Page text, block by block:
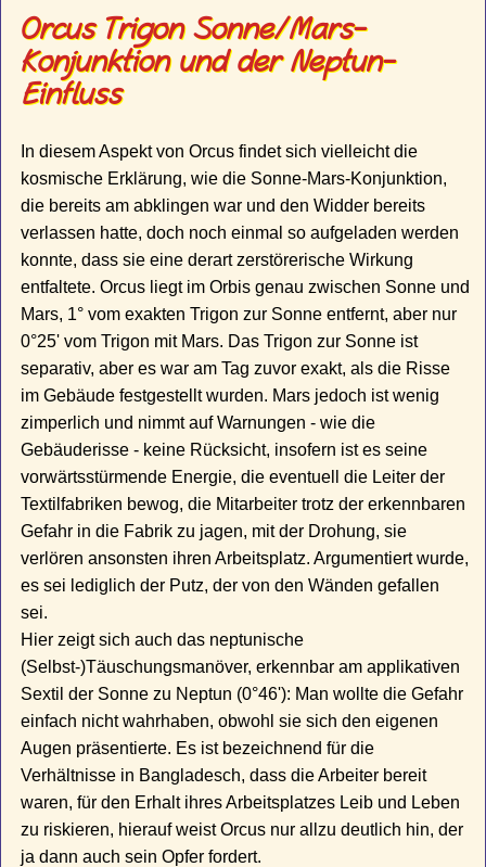
Orcus Trigon Sonne/Mars-
Konjunktion und der Neptun-
Einfluss
In diesem Aspekt von Orcus findet sich vielleicht die
kosmische Erklärung, wie die Sonne-Mars-Konjunktion,
die bereits am abklingen war und den Widder bereits
verlassen hatte, doch noch einmal so aufgeladen werden
konnte, dass sie eine derart zerstörerische Wirkung
entfaltete. Orcus liegt im Orbis genau zwischen Sonne und
Mars, 1° vom exakten Trigon zur Sonne entfernt, aber nur
0°25' vom Trigon mit Mars. Das Trigon zur Sonne ist
separativ, aber es war am Tag zuvor exakt, als die Risse
im Gebäude festgestellt wurden. Mars jedoch ist wenig
zimperlich und nimmt auf Warnungen - wie die
Gebäuderisse - keine Rücksicht, insofern ist es seine
vorwärtsstürmende Energie, die eventuell die Leiter der
Textilfabriken bewog, die Mitarbeiter trotz der erkennbaren
Gefahr in die Fabrik zu jagen, mit der Drohung, sie
verlören ansonsten ihren Arbeitsplatz. Argumentiert wurde,
es sei lediglich der Putz, der von den Wänden gefallen
sei.
Hier zeigt sich auch das neptunische
(Selbst-)Täuschungsmanöver, erkennbar am applikativen
Sextil der Sonne zu Neptun (0°46'): Man wollte die Gefahr
einfach nicht wahrhaben, obwohl sie sich den eigenen
Augen präsentierte. Es ist bezeichnend für die
Verhältnisse in Bangladesch, dass die Arbeiter bereit
waren, für den Erhalt ihres Arbeitsplatzes Leib und Leben
zu riskieren, hierauf weist Orcus nur allzu deutlich hin, der
ja dann auch sein Opfer fordert.